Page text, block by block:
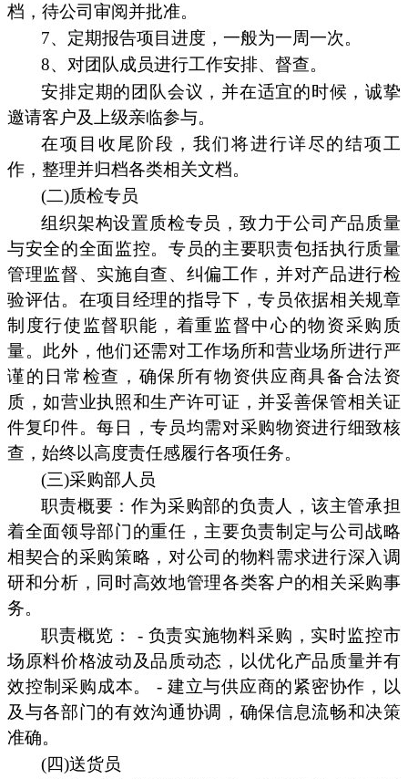
档，待公司审阅并批准。
7、定期报告项目进度，一般为一周一次。
8、对团队成员进行工作安排、督查。
安排定期的团队会议，并在适宜的时候，诚挚
邀请客户及上级亲临参与。
在项目收尾阶段，我们将进行详尽的结项工
作，整理并归档各类相关文档。
(二)质检专员
组织架构设置质检专员，致力于公司产品质量
与安全的全面监控。专员的主要职责包括执行质量
管理监督、实施自查、纠偏工作，并对产品进行检
验评估。在项目经理的指导下，专员依据相关规章
制度行使监督职能，着重监督中心的物资采购质
量。此外，他们还需对工作场所和营业场所进行严
谨的日常检查，确保所有物资供应商具备合法资
质，如营业执照和生产许可证，并妥善保管相关证
件复印件。每日，专员均需对采购物资进行细致核
查，始终以高度责任感履行各项任务。
(三)采购部人员
职责概要：作为采购部的负责人，该主管承担
着全面领导部门的重任，主要负责制定与公司战略
相契合的采购策略，对公司的物料需求进行深入调
研和分析，同时高效地管理各类客户的相关采购事
务。
职责概览： - 负责实施物料采购，实时监控市
场原料价格波动及品质动态，以优化产品质量并有
效控制采购成本。 - 建立与供应商的紧密协作，以
及与各部门的有效沟通协调，确保信息流畅和决策
准确。
(四)送货员